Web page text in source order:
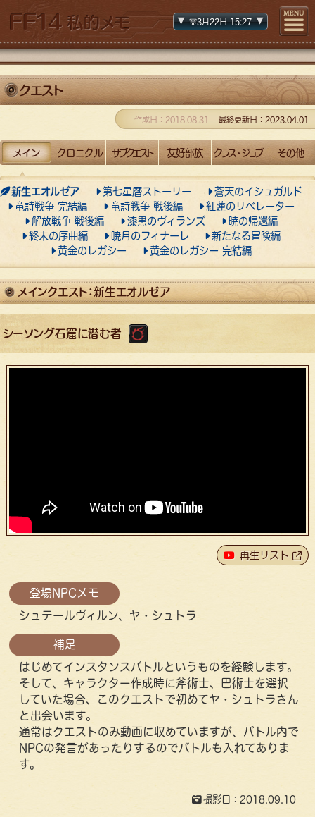
霊3月22日 15:27
クエスト
作成日：2018.08.31 最終更新日：2023.04.01
メイン クロニクル サブクエスト 友好部族 クラス・ジョブ その他
新生エオルゼア 第七星暦ストーリー
蒼天のイシュガルド
竜詩戦争 完結編
竜詩戦争 戦後編
紅蓮のリベレーター
解放戦争 戦後編
漆黒のヴィランズ
暁の帰還編
終末の序曲編
暁月のフィナーレ
新たなる冒険編
黄金のレガシー
黄金のレガシー 完結編
メインクエスト：新生エオルゼア
シーソング石窟に潜む者
再生リスト
登場NPCメモ
シュテールヴィルン、ヤ・シュトラ
補足
はじめてインスタンスバトルというものを経験します。
そして、キャラクター作成時に斧術士、巴術士を選択
していた場合、このクエストで初めてヤ・シュトラさん
と出会います。
通常はクエストのみ動画に収めていますが、バトル内で
NPCの発言があったりするのでバトルも入れてありま
す。
撮影日：2018.09.10